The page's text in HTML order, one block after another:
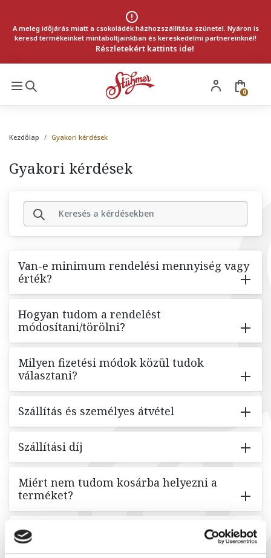
A meleg időjárás miatt a csokoládék házhozszállítása szünetel. Nyáron is
keresd termékeinket mintaboltjainkban és kereskedelmi partnereinknél!
Részletekért kattints ide!
0
Kezdőlap Gyakori kérdések
Gyakori kérdések
Van-e minimum rendelési mennyiség vagy
érték?
Hogyan tudom a rendelést
módosítani/törölni?
Milyen fizetési módok közül tudok
választani?
Szállítás és személyes átvétel
Szállítási díj
Miért nem tudom kosárba helyezni a
terméket?
Mennyi a kiszállítási idő?